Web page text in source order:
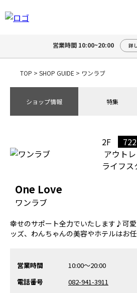
営業時間 10:00~20:00 詳
TOP > SHOP GUIDE > ワンラブ
ショップ情報 特集
2F
722
アウト
ライフス
One Love
ワンラブ
幸せのサポート全力でいたします♪可
ッズ、わんちゃんの美容やホテルはお
営業時間
10:00～20:00
電話番号
082-941-3911